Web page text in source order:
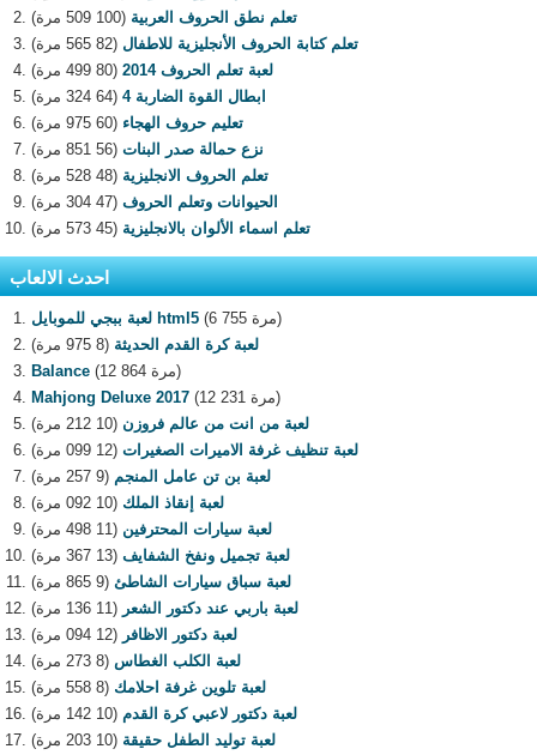
تعلم نطق الحروف العربية (100 509 مرة)
تعلم كتابة الحروف الأنجليزية للاطفال (82 565 مرة)
لعبة تعلم الحروف 2014
(80 499 مرة)
ابطال القوة الضاربة 4
(64 324 مرة)
تعليم حروف الهجاء (60 975 مرة)
نزع حمالة صدر البنات (56 851 مرة)
تعلم الحروف الانجليزية (48 528 مرة)
الحيوانات وتعلم الحروف (47 304 مرة)
تعلم اسماء الألوان بالانجليزية (45 573 مرة)
احدث الالعاب
لعبة ببجي للموبايل html5
(6 755 مرة)
لعبة كرة القدم الحديثة (8 975 مرة)
Balance
(12 864 مرة)
Mahjong Deluxe 2017
(12 231 مرة)
لعبة من انت من عالم فروزن (10 212 مرة)
لعبة تنظيف غرفة الاميرات الصغيرات (12 099 مرة)
لعبة بن تن عامل المنجم (9 257 مرة)
لعبة إنقاذ الملك (10 092 مرة)
لعبة سيارات المحترفين (11 498 مرة)
لعبة تجميل ونفخ الشفايف (13 367 مرة)
لعبة سباق سيارات الشاطئ (9 865 مرة)
لعبة باربي عند دكتور الشعر (11 136 مرة)
لعبة دكتور الاظافر (12 094 مرة)
لعبة الكلب الغطاس (8 273 مرة)
لعبة تلوين غرفة احلامك (8 558 مرة)
لعبة دكتور لاعبي كرة القدم (10 142 مرة)
لعبة توليد الطفل حقيقة (10 203 مرة)